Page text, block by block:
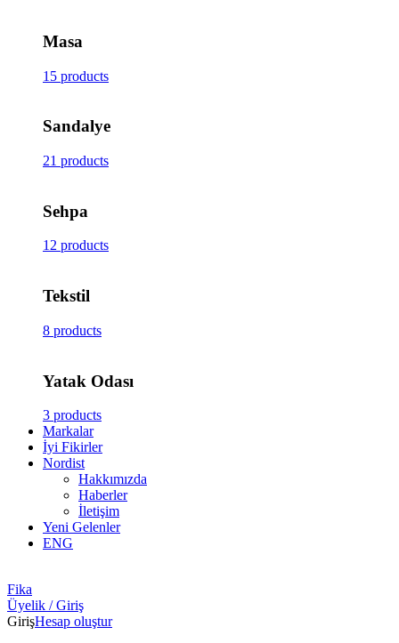
Masa
15 products
Sandalye
21 products
Sehpa
12 products
Tekstil
8 products
Yatak Odası
3 products
Markalar
İyi Fikirler
Nordist
Hakkımızda
Haberler
İletişim
Yeni Gelenler
ENG
Fika
Üyelik / Giriş
GirişHesap oluştur